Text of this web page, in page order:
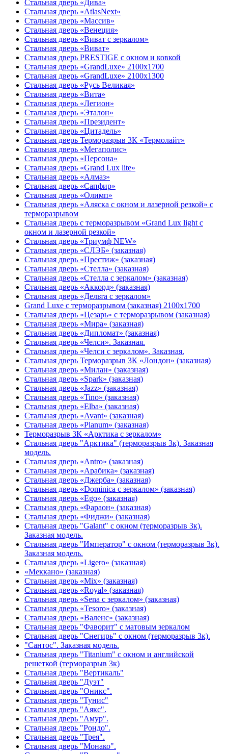
Стальная дверь «Дива»
Стальная дверь «AtlasNext»
Стальная дверь «Массив»
Стальная дверь «Венеция»
Стальная дверь «Виват с зеркалом»
Стальная дверь «Виват»
Стальная дверь PRESTIGE с окном и ковкой
Стальная дверь «GrandLuxe» 2100х1700
Стальная дверь «GrandLuxe» 2100х1300
Стальная дверь «Русь Великая»
Стальная дверь «Вита»
Стальная дверь «Легион»
Стальная дверь «Эталон»
Стальная дверь «Президент»
Стальная дверь «Цитадель»
Стальная дверь Терморазрыв 3К «Термолайт»
Стальная дверь «Мегаполис»
Стальная дверь «Персона»
Стальная дверь «Grand Lux lite»
Стальная дверь «Алмаз»
Стальная дверь «Сапфир»
Стальная дверь «Олимп»
Стальная дверь «Аляска с окном и лазерной резкой» с
терморазрывом
Стальная дверь с терморазрывом «Grand Lux light с
окном и лазерной резкой»
Стальная дверь «Триумф NEW»
Стальная дверь «СЛЭБ» (заказная)
Стальная дверь «Престиж» (заказная)
Стальная дверь «Стелла» (заказная)
Стальная дверь «Стелла с зеркалом» (заказная)
Стальная дверь «Аккорд» (заказная)
Стальная дверь «Дельта с зеркалом»
Grand Luxe с терморазрывом (заказная) 2100х1700
Стальная дверь «Цезарь» с терморазрывом (заказная)
Стальная дверь «Мира» (заказная)
Стальная дверь «Дипломат» (заказная)
Стальная дверь «Челси». Заказная.
Стальная дверь «Челси с зеркалом». Заказная.
Стальная дверь Терморазрыв 3К «Лондон» (заказная)
Стальная дверь «Милан» (заказная)
Стальная дверь «Spark» (заказная)
Стальная дверь «Jazz» (заказная)
Стальная дверь «Tino» (заказная)
Стальная дверь «Elba» (заказная)
Стальная дверь «Avant» (заказная)
Стальная дверь «Planum» (заказная)
Терморазрыв 3К «Арктика с зеркалом»
Стальная дверь "Арктика" (терморазрыв 3к). Заказная
модель.
Стальная дверь «Antro» (заказная)
Стальная дверь «Арабика» (заказная)
Стальная дверь «Джерба» (заказная)
Стальная дверь «Dominica с зеркалом» (заказная)
Стальная дверь «Ego» (заказная)
Стальная дверь «Фараон» (заказная)
Стальная дверь «Фиджи» (заказная)
Стальная дверь "Galant" с окном (терморазрыв 3к).
Заказная модель.
Стальная дверь "Император" с окном (терморазрыв 3к).
Заказная модель.
Стальная дверь «Ligero» (заказная)
«Меккано» (заказная)
Стальная дверь «Mix» (заказная)
Стальная дверь «Royal» (заказная)
Стальная дверь «Sena с зеркалом» (заказная)
Стальная дверь «Tesoro» (заказная)
Стальная дверь «Валенс» (заказная)
Стальная дверь "Фаворит" с матовым зеркалом
Стальная дверь "Снегирь" с окном (терморазрыв 3к).
"Сантос". Заказная модель.
Стальная дверь "Titanium" с окном и английской
решеткой (терморазрыв 3к)
Стальная дверь "Вертикаль"
Стальная дверь "Дуэт"
Стальная дверь "Оникс".
Стальная дверь "Тунис"
Стальная дверь "Аякс".
Стальная дверь "Амур".
Стальная дверь "Рондо".
Стальная дверь "Трея".
Стальная дверь "Монако".